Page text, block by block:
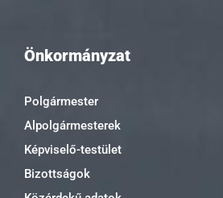
Önkormányzat
Polgármester
Alpolgármesterek
Képviselő-testület
Bizottságok